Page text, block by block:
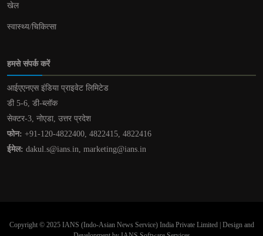
खेल
स्वास्थ्य/चिकित्सा
हमसे संपर्क करें
आईएएनएस इंडिया प्राइवेट लिमिटेड
डी 5-6, डी-ब्लॉक
सेक्टर-3, नोएडा, उत्तर प्रदेश
फोन: +91-120-4822400, 4822415, 4822416
ईमेल: dakul.s@ians.in, marketing@ians.in
Copyright © 2025 IANS (Indo-Asian News Service) India Private Limited | Design and